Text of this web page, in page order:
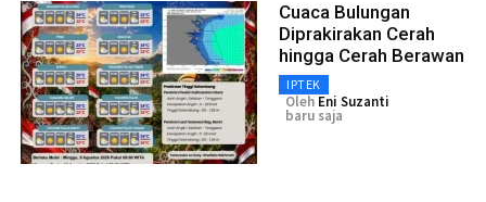
Cuaca Bulungan
Diprakirakan Cerah
hingga Cerah Berawan
IPTEK
Oleh Eni Suzanti
baru saja